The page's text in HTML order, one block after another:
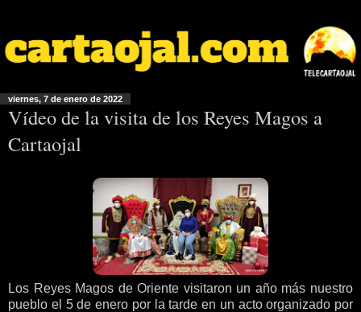
viernes, 7 de enero de 2022
Vídeo de la visita de los Reyes Magos a
Cartaojal
Los Reyes Magos de Oriente visitaron un año más nuestro
pueblo el 5 de enero por la tarde en un acto organizado por